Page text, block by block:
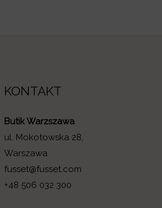
KONTAKT
Butik Warzszawa
ul. Mokotowska 28,
Warszawa
fusset@fusset.com
+48 506 032 300